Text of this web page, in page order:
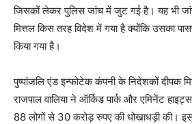
जिसकों लेकर पुलिस जांच में जुट गई है। यह भी
मित्तल किस तरह विदेश में गया है क्योंकि उसका
किया गया है।
पुष्पांजलि एंड इन्फोटेक कंपनी के निदेशकों दीपक
राजपाल वालिया ने ऑर्किड पार्क और एमिनेंट
88 लोगों से 30 करोड़ रुपए की धोखाधड़ी की।